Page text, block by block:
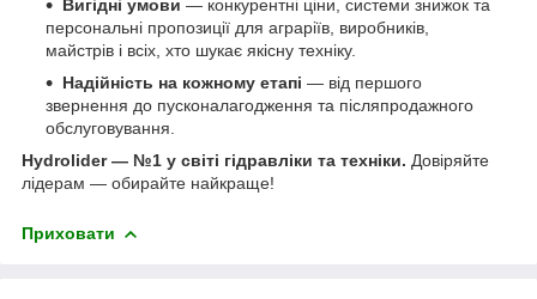
Вигідні умови — конкурентні ціни, системи знижок та
персональні пропозиції для аграріїв, виробників,
майстрів і всіх, хто шукає якісну техніку.
Надійність на кожному етапі — від першого
звернення до пусконалагодження та післяпродажного
обслуговування.
Hydrolider — №1 у світі гідравліки та техніки. Довіряйте
лідерам — обирайте найкраще!
Приховати